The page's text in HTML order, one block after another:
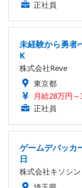
正社員
未経験から勇者
K
株式会社Reve
東京都
月給28万円
正社員
ゲームデバッカ
日
株式会社キソシン